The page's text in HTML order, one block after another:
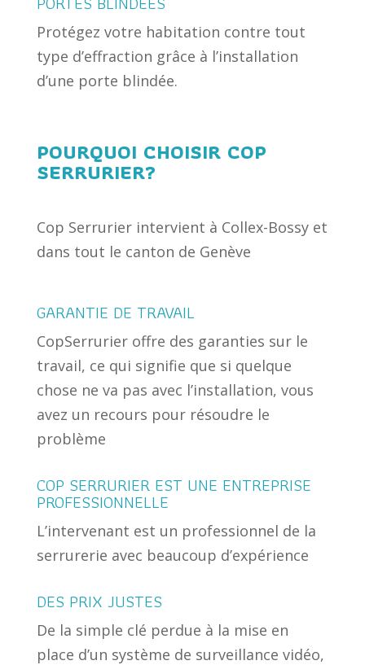
Protégez votre habitation contre tout
type d’effraction grâce à l’installation
d’une porte blindée.
POURQUOI CHOISIR COP
SERRURIER?
Cop Serrurier intervient à Collex-Bossy et
dans tout le canton de Genève
GARANTIE DE TRAVAIL
CopSerrurier offre des garanties sur le
travail, ce qui signifie que si quelque
chose ne va pas avec l’installation, vous
avez un recours pour résoudre le
problème
COP SERRURIER EST UNE ENTREPRISE
PROFESSIONNELLE
L’intervenant est un professionnel de la
serrurerie avec beaucoup d’expérience
DES PRIX JUSTES
De la simple clé perdue à la mise en
place d’un système de surveillance vidéo,